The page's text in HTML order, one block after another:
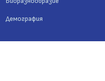
Демография